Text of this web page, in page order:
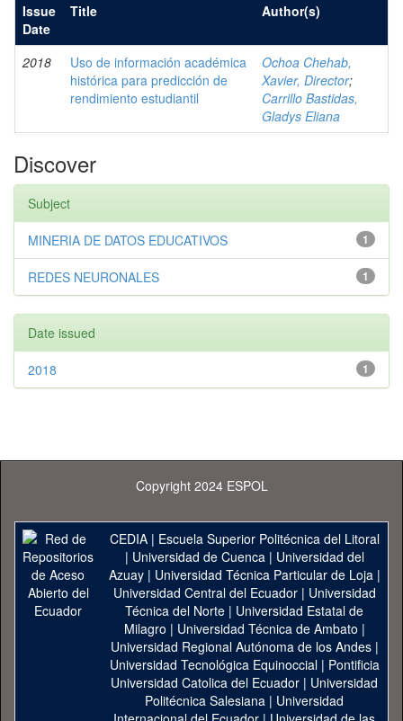
Issue
Date
Title Author(s)
2018
Uso de información académica
histórica para predicción de
rendimiento estudiantil
Ochoa Chehab,
Xavier, Director;
Carrillo Bastidas,
Gladys Eliana
Discover
Subject
1
MINERIA DE DATOS EDUCATIVOS
1
REDES NEURONALES
Date issued
1
2018
Copyright 2024 ESPOL
CEDIA| Escuela Superior Politécnica del Litoral
| Universidad de Cuenca| Universidad del
Azuay| Universidad Técnica Particular de Loja|
Universidad Central del Ecuador| Universidad
Técnica del Norte | Universidad Estatal de
Milagro | Universidad Técnica de Ambato |
Universidad Regional Autónoma de los Andes|
Universidad Tecnológica Equinoccial| Pontificia
Universidad Catolica del Ecuador | Universidad
Politécnica Salesiana | Universidad